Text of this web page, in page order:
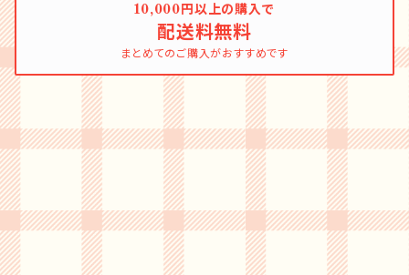
10,000円以上の購入で
配送料無料
まとめてのご購入がおすすめです